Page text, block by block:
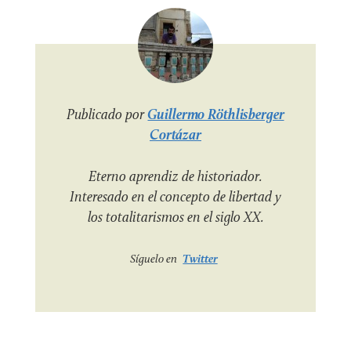
Publicado porGuillermo Röthlisberger
Cortázar
Eterno aprendiz de historiador.
Interesado en el concepto de libertad y
los totalitarismos en el siglo XX.
Síguelo en Twitter